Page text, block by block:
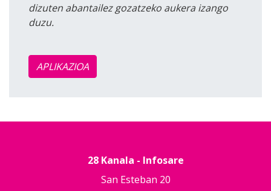
dizuten abantailez gozatzeko aukera izango
duzu.
APLIKAZIOA
28 Kanala - Infosare
San Esteban 20